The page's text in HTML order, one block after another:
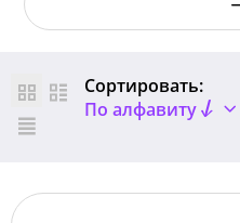
Сортировать:
По алфавиту